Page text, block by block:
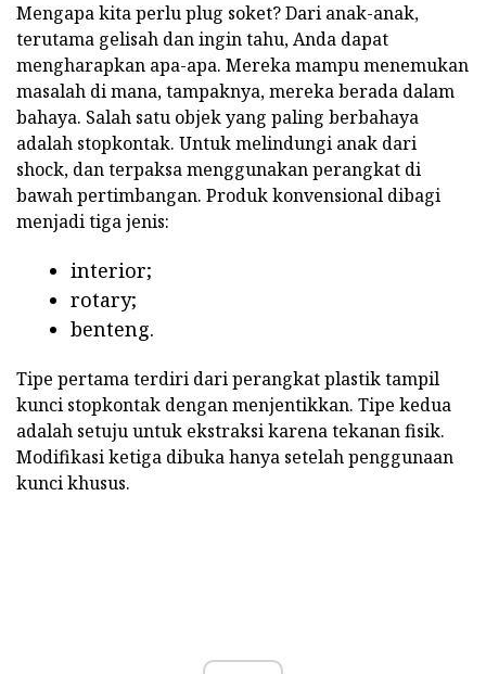
Mengapa kita perlu plug soket? Dari anak-anak,
terutama gelisah dan ingin tahu, Anda dapat
mengharapkan apa-apa. Mereka mampu menemukan
masalah di mana, tampaknya, mereka berada dalam
bahaya. Salah satu objek yang paling berbahaya
adalah stopkontak. Untuk melindungi anak dari
shock, dan terpaksa menggunakan perangkat di
bawah pertimbangan. Produk konvensional dibagi
menjadi tiga jenis:
interior;
rotary;
benteng.
Tipe pertama terdiri dari perangkat plastik tampil
kunci stopkontak dengan menjentikkan. Tipe kedua
adalah setuju untuk ekstraksi karena tekanan fisik.
Modifikasi ketiga dibuka hanya setelah penggunaan
kunci khusus.